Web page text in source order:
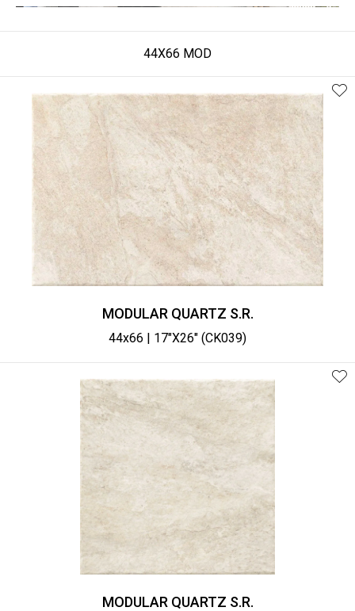
44X66 MOD
MODULAR QUARTZ S.R.
44x66 | 17"X26" (CK039)
MODULAR QUARTZ S.R.